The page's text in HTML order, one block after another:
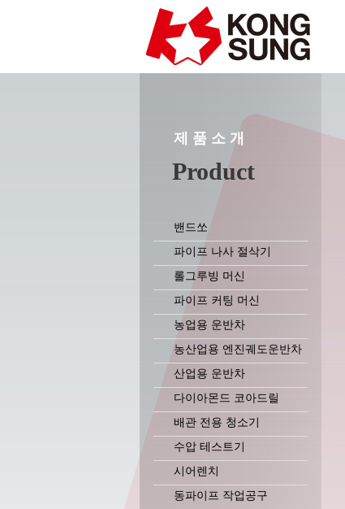
제 품 소 개
Product
밴드쏘
파이프 나사 절삭기
롤그루빙 머신
파이프 커팅 머신
농업용 운반차
농산업용 엔진궤도운반차
산업용 운반차
다이아몬드 코아드릴
배관 전용 청소기
수압 테스트기
시어렌치
동파이프 작업공구